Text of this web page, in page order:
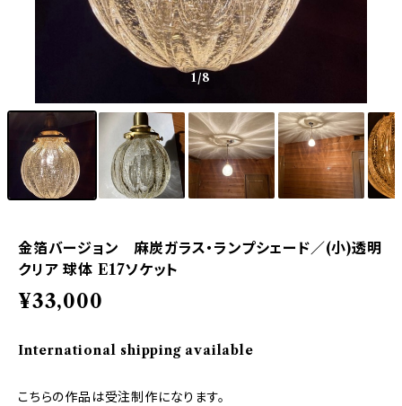
1/8
金箔バージョン 麻炭ガラス・ランプシェード／(小)透明
クリア 球体 E17ソケット
¥33,000
International shipping available
こちらの作品は受注制作になります。